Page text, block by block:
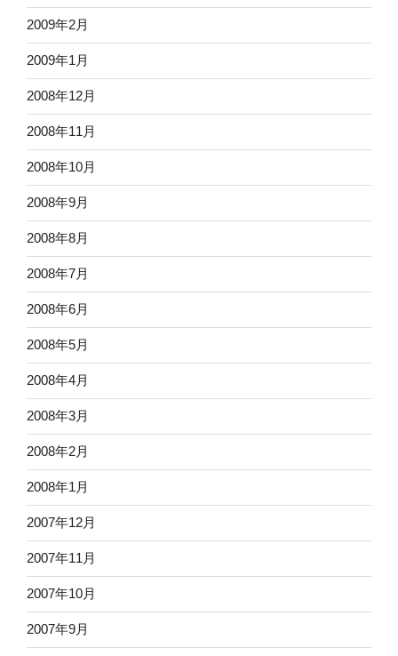
2009年2月
2009年1月
2008年12月
2008年11月
2008年10月
2008年9月
2008年8月
2008年7月
2008年6月
2008年5月
2008年4月
2008年3月
2008年2月
2008年1月
2007年12月
2007年11月
2007年10月
2007年9月